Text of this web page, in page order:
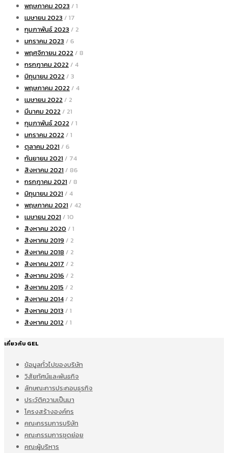
พฤษภาคม 2023 / 1
เมษายน 2023 / 17
กุมภาพันธ์ 2023 / 2
มกราคม 2023 / 6
พฤศจิกายน 2022 / 8
กรกฎาคม 2022 / 4
มิถุนายน 2022 / 3
พฤษภาคม 2022 / 4
เมษายน 2022 / 2
มีนาคม 2022 / 21
กุมภาพันธ์ 2022 / 1
มกราคม 2022 / 1
ตุลาคม 2021 / 6
กันยายน 2021 / 74
สิงหาคม 2021 / 86
กรกฎาคม 2021 / 8
มิถุนายน 2021 / 4
พฤษภาคม 2021 / 42
เมษายน 2021 / 10
สิงหาคม 2020 / 1
สิงหาคม 2019 / 2
สิงหาคม 2018 / 2
สิงหาคม 2017 / 2
สิงหาคม 2016 / 2
สิงหาคม 2015 / 2
สิงหาคม 2014 / 2
สิงหาคม 2013 / 1
สิงหาคม 2012 / 1
เกี่ยวกับ GEL
ข้อมูลทั่วไปของบริษัท
วิสัยทัศน์และพันธกิจ
ลักษณะการประกอบธุรกิจ
ประวัติความเป็นมา
โครงสร้างองค์กร
คณะกรรมการบริษัท
คณะกรรมการชุดย่อย
คณะผู้บริหาร